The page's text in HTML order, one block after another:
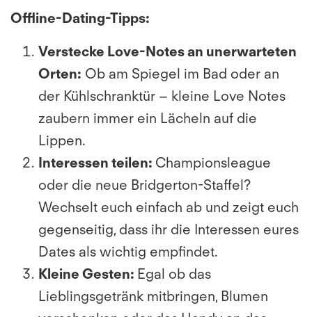
Offline-Dating-Tipps:
Verstecke Love-Notes an unerwarteten
Orten: Ob am Spiegel im Bad oder an
der Kühlschranktür – kleine Love Notes
zaubern immer ein Lächeln auf die
Lippen.
Interessen teilen: Championsleague
oder die neue Bridgerton-Staffel?
Wechselt euch einfach ab und zeigt euch
gegenseitig, dass ihr die Interessen eures
Dates als wichtig empfindet.
Kleine Gesten: Egal ob das
Lieblingsgetränk mitbringen, Blumen